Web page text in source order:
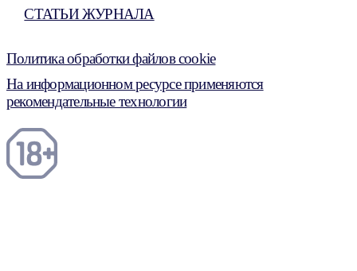
СТАТЬИ ЖУРНАЛА
Политика обработки файлов cookie
На информационном ресурсе применяются
рекомендательные технологии